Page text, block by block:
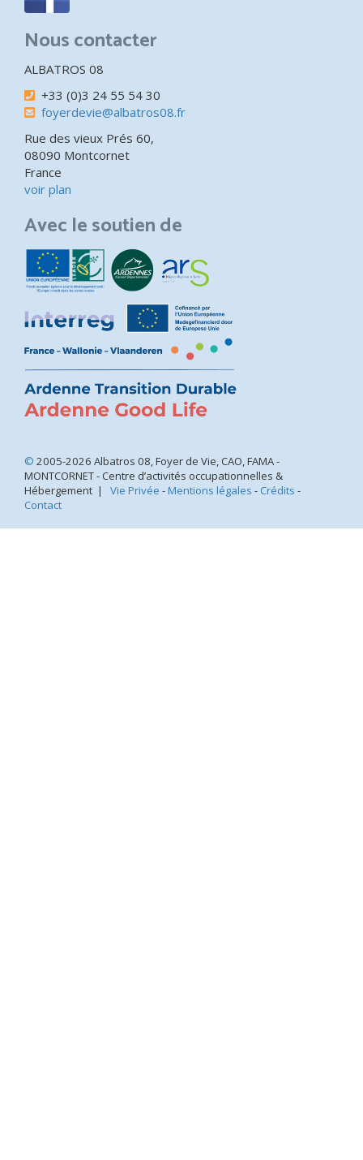
Nous contacter
ALBATROS 08
+33 (0)3 24 55 54 30
foyerdevie@albatros08.fr
Rue des vieux Prés 60,
08090 Montcornet
France
voir plan
Avec le soutien de
© 2005-2026 Albatros 08, Foyer de Vie, CAO, FAMA -
MONTCORNET - Centre d’activités occupationnelles &
Hébergement | Vie Privée - Mentions légales - Crédits -
Contact